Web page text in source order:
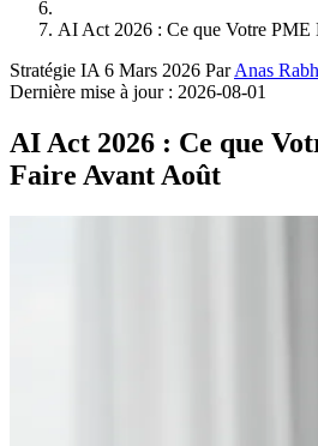
AI Act 2026 : Ce que Votre
Stratégie IA 6 Mars 2026 ParAnas
Dernière mise à jour : 2026-08-01
AI Act 2026 : Ce que
Faire Avant Août